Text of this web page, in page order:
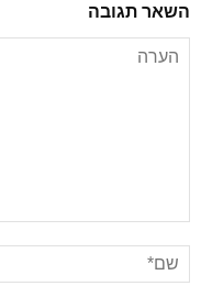
השאר תגובה